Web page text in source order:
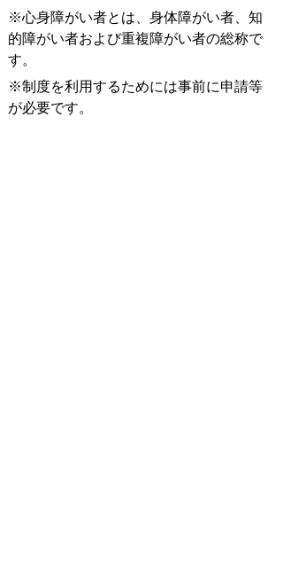
※心身障がい者とは、身体障がい者、知
的障がい者および重複障がい者の総称で
す。
※制度を利用するためには事前に申請等
が必要です。